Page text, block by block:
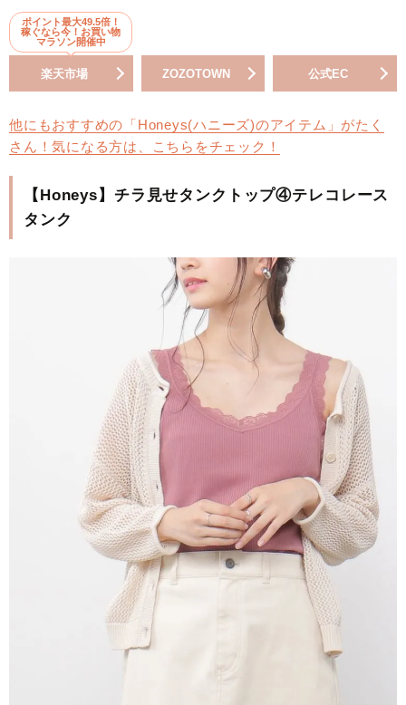
ポイント最大49.5倍！
稼ぐなら今！お買い物
マラソン開催中
楽天市場 ZOZOTOWN 公式EC
他にもおすすめの「Honeys(ハニーズ)のアイテム」がたく
さん！気になる方は、こちらをチェック！
【Honeys】チラ見せタンクトップ④テレコレース
タンク